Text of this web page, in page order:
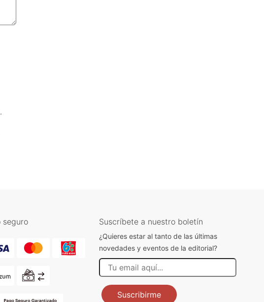
seguro Suscríbete a nuestro boletín
¿Quieres estar al tanto de las últimas
novedades y eventos de la editorial?
Suscribirme